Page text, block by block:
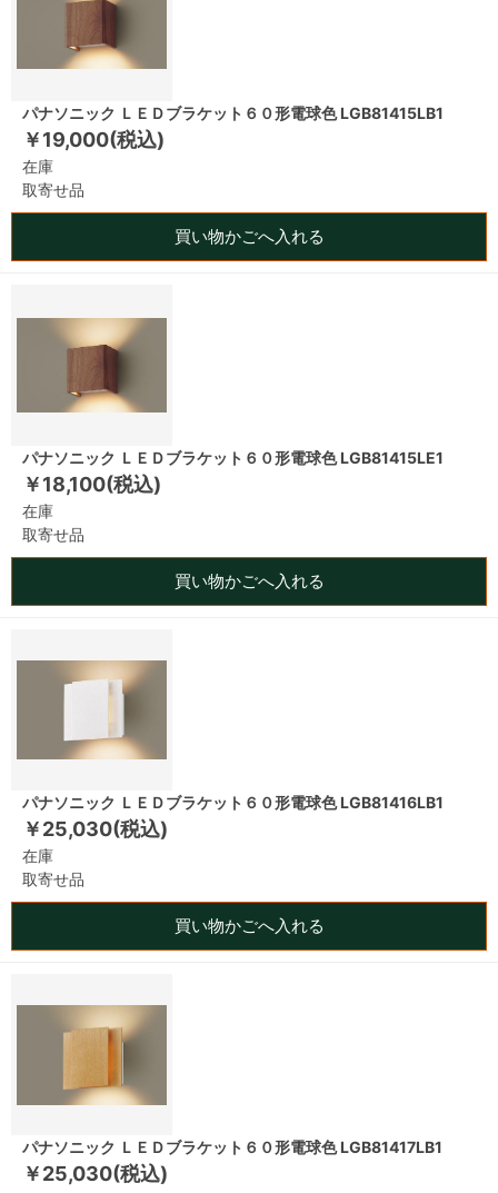
パナソニック ＬＥＤブラケット６０形電球色 LGB81415LB1
￥19,000(税込)
在庫
取寄せ品
買い物かごへ入れる
パナソニック ＬＥＤブラケット６０形電球色 LGB81415LE1
￥18,100(税込)
在庫
取寄せ品
買い物かごへ入れる
パナソニック ＬＥＤブラケット６０形電球色 LGB81416LB1
￥25,030(税込)
在庫
取寄せ品
買い物かごへ入れる
パナソニック ＬＥＤブラケット６０形電球色 LGB81417LB1
￥25,030(税込)